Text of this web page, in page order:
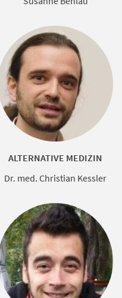
ALTERNATIVE MEDIZIN
Dr. med. Christian Kessler